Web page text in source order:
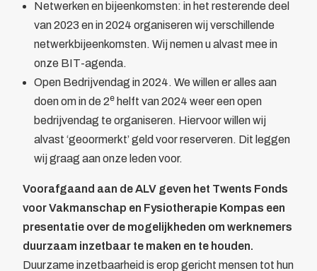
Netwerken en bijeenkomsten: in het resterende deel
van 2023 en in 2024 organiseren wij verschillende
netwerkbijeenkomsten. Wij nemen u alvast mee in
onze BIT-agenda.
Open Bedrijvendag in 2024. We willen er alles aan
doen om in de 2e helft van 2024 weer een open
bedrijvendag te organiseren. Hiervoor willen wij
alvast ‘geoormerkt’ geld voor reserveren. Dit leggen
wij graag aan onze leden voor.
Voorafgaand aan de ALV geven het Twents Fonds
voor Vakmanschap en Fysiotherapie Kompas een
presentatie over de mogelijkheden om werknemers
duurzaam inzetbaar te maken en te houden.
Duurzame inzetbaarheid is erop gericht mensen tot hun